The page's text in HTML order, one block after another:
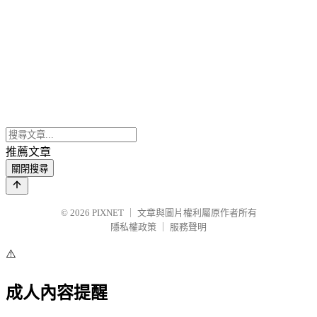
推薦文章
關閉搜尋
© 2026 PIXNET
文章與圖片權利屬原作者所有
隱私權政策
服務聲明
⚠️
成人內容提醒